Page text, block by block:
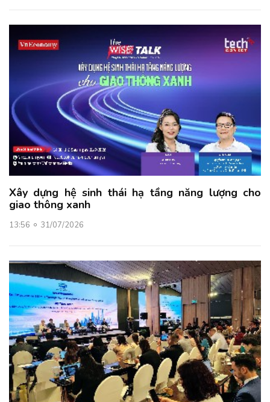
Xây dựng hệ sinh thái hạ tầng năng lượng cho
giao thông xanh
13:56 31/07/2026